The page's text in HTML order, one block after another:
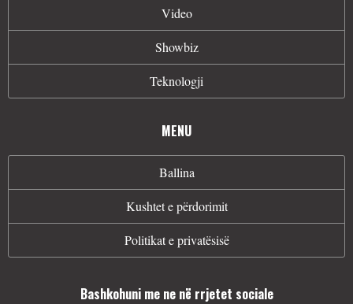
Video
Showbiz
Teknologji
MENU
Ballina
Kushtet e përdorimit
Politikat e privatësisë
Bashkohuni me ne në rrjetet sociale